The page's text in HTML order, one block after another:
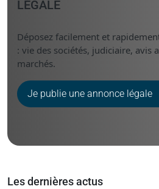
LÉGALE
Déposez facilement et
: vie des sociétés, judiciaire, avis
marchés.
Je publie une annonce légale
Les dernières actus